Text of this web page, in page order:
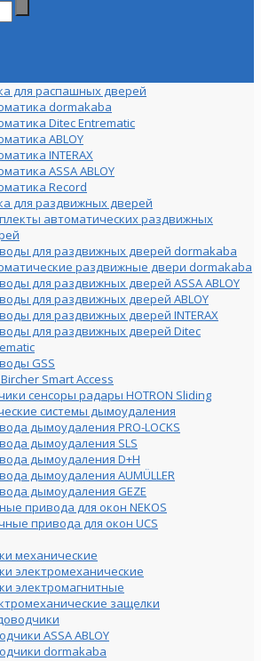
для распашных дверей
dormakaba
Ditec Entrematic
ABLOY
INTERAX
ASSA ABLOY
Record
для раздвижных дверей
автоматических раздвижных
для раздвижных дверей dormakaba
раздвижные двери dormakaba
для раздвижных дверей ASSA ABLOY
для раздвижных дверей ABLOY
для раздвижных дверей INTERAX
для раздвижных дверей Ditec
GSS
Bircher Smart Access
сенсоры радары HOTRON Sliding
системы дымоудаления
дымоудаления PRO-LOCKS
дымоудаления SLS
дымоудаления D+H
дымоудаления AUMÜLLER
дымоудаления GEZE
привода для окон NEKOS
привода для окон UСS
механические
электромеханические
электромагнитные
защелки
ASSA ABLOY
dormakaba